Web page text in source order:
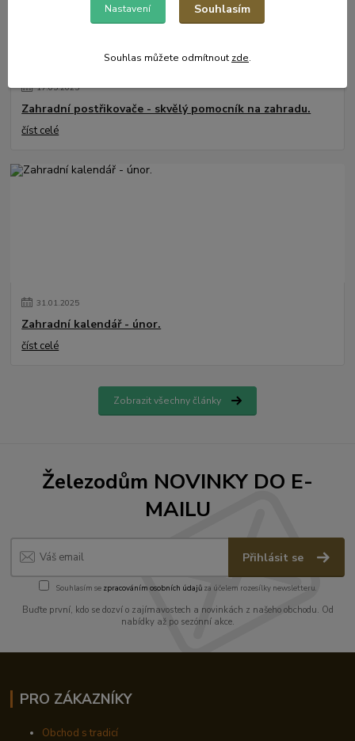
17.05.2025
Zahradní postřikovače - skvělý pomocník na zahradu.
číst celé
31.01.2025
Zahradní kalendář - únor.
číst celé
Zobrazit všechny články
Železodům NOVINKY DO E-
MAILU
Přihlásit se
Souhlasím se zpracováním osobních údajůza účelem rozesílky newsletteru.
Buďte první, kdo se dozví o zajímavostech a novinkách z našeho obchodu. Od
nabídky až po sezónní akce.
PRO ZÁKAZNÍKY
Obchod s tradicí
Nastavení Souhlasím
Souhlas můžete odmítnout zde.